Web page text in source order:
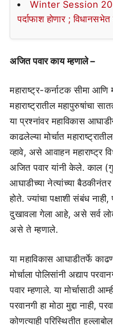
Winter Session
पर्दाफाश होणार ; विधानसभेत
अजित पवार काय म्हणाले –
महाराष्ट्र-कर्नाटक सीमा आणि
महाराष्ट्रातील महापुरुषांचा
या प्रश्नांवर महाविकास
काढलेल्या मोर्चात
व्हावे, असे आवाहन महाराष्ट्र
अजित पवार यांनी केले. काल
आघाडीच्या नेत्यांच्या
होते. ज्यांचा पक्षाशी संबंध नाही,
दुखावला गेला आहे, असे सर्व लोक
असे ते म्हणाले.
या महाविकास आघाडीतर्फे
मोर्चाला पोलिसांनी अद्याप
पवार म्हणाले. या मोर्चासाठी
परवानगी हा मोठा मुद्दा नाही,
कोणत्याही परिस्थितीत